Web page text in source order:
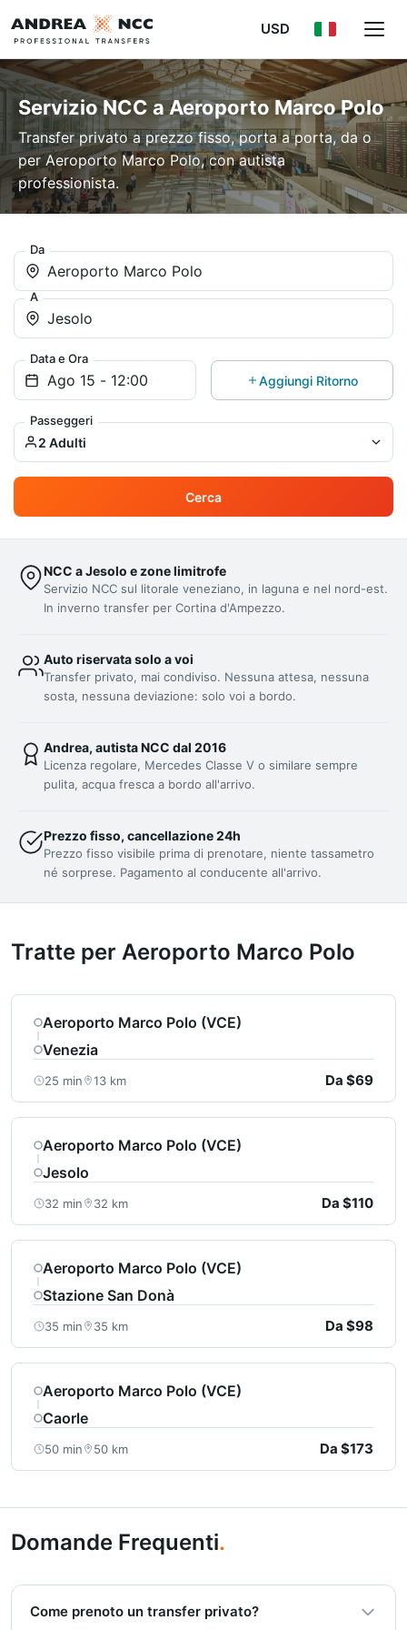
USD
Servizio NCC a Aeroporto Marco Polo
Transfer privato a prezzo fisso, porta a porta, da o
per Aeroporto Marco Polo, con autista
professionista.
Da
Aeroporto Marco Polo
A
Jesolo
Data e Ora
Aggiungi Ritorno
Passeggeri
2 Adulti
Cerca
NCC a Jesolo e zone limitrofe
Servizio NCC sul litorale veneziano, in laguna e nel nord-est.
In inverno transfer per Cortina d'Ampezzo.
Auto riservata solo a voi
Transfer privato, mai condiviso. Nessuna attesa, nessuna
sosta, nessuna deviazione: solo voi a bordo.
Andrea, autista NCC dal 2016
Licenza regolare, Mercedes Classe V o similare sempre
pulita, acqua fresca a bordo all'arrivo.
Prezzo fisso, cancellazione 24h
Prezzo fisso visibile prima di prenotare, niente tassametro
né sorprese. Pagamento al conducente all'arrivo.
Tratte per Aeroporto Marco Polo
Aeroporto Marco Polo (VCE)
Venezia
25 min 13 km Da $69
Aeroporto Marco Polo (VCE)
Jesolo
32 min 32 km Da $110
Aeroporto Marco Polo (VCE)
Stazione San Donà
35 min 35 km Da $98
Aeroporto Marco Polo (VCE)
Caorle
50 min 50 km Da $173
Domande Frequenti.
Come prenoto un transfer privato?